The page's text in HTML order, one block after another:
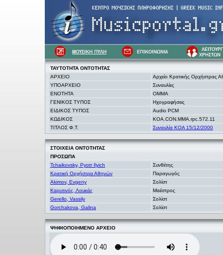
ΤΑΥΤΟΤΗΤΑ ΟΝΤΟΤΗΤΑΣ
ΑΡΧΕΙΟ
Αρχείο Κρατικής Ορχήστρας
ΥΠΟΑΡΧΕΙΟ
Συναυλίες
ΕΝΟΤΗΤΑ
OMMA
ΓΕΝΙΚΟΣ ΤΥΠΟΣ
Ηχογραφήσεις
ΕΙΔΙΚΟΣ ΤΥΠΟΣ
Audio PCM
ΚΩΔΙΚΟΣ
KOA.CON.MMA.rpc.572.11
ΤΙΤΛΟΣ Φ.Τ.
Συναυλία ΚΟΑ 15/12/2000
ΣΤΟΙΧΕΙΑ ΟΝΤΟΤΗΤΑΣ
ΠΡΟΣΩΠΑ
Tchaikovsky, Pyotr Ilyich
Συνθέτης
Κρατική Ορχήστρα Αθηνών
Παραγωγός
Akimov, Evgeny
Σολίστ
Καρυτινός, Λουκάς
Μαέστρος
Gerello, Vassily
Σολίστ
Gorchakova, Galina
Σολίστ
ΨΗΦΙΟΠΟΙΗΜΕΝΟ ΑΡΧΕΙΟ